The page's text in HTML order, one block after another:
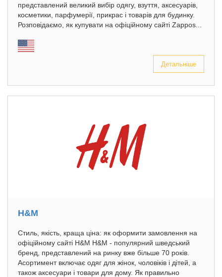
представлений великий вибір одягу, взуття, аксесуарів,
косметики, парфумерії, прикрас і товарів для будинку.
Розповідаємо, як купувати на офіційному сайті Zappos...
Детальніше
H&M
Стиль, якість, краща ціна: як оформити замовлення на
офіційному сайті H&M H&M - популярний шведський
бренд, представлений на ринку вже більше 70 років.
Асортимент включає одяг для жінок, чоловіків і дітей, а
також аксесуари і товари для дому. Як правильно